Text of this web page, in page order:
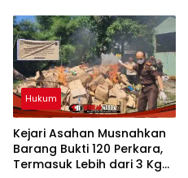
Penculikan Aktivis
Kesehatan UUN
Hukum
Kejari Asahan Musnahkan
Barang Bukti 120 Perkara,
Termasuk Lebih dari 3 Kg